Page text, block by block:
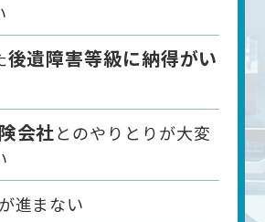
後遺障害等級に納得がい
会社とのやりとりが大変
が進まない